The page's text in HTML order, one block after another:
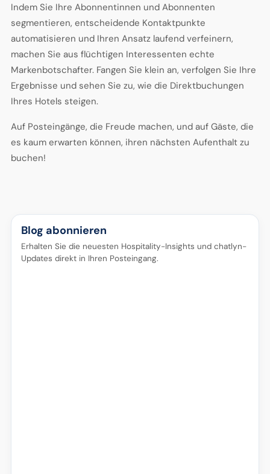
Indem Sie Ihre Abonnentinnen und Abonnenten
segmentieren, entscheidende Kontaktpunkte
automatisieren und Ihren Ansatz laufend verfeinern,
machen Sie aus flüchtigen Interessenten echte
Markenbotschafter. Fangen Sie klein an, verfolgen Sie Ihre
Ergebnisse und sehen Sie zu, wie die Direktbuchungen
Ihres Hotels steigen.
Auf Posteingänge, die Freude machen, und auf Gäste, die
es kaum erwarten können, ihren nächsten Aufenthalt zu
buchen!
Blog abonnieren
Erhalten Sie die neuesten Hospitality-Insights und chatlyn-
Updates direkt in Ihren Posteingang.